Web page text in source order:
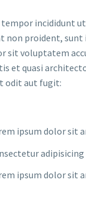
incididunt
non proident, sunt
sit voluptatem
et quasi
odit aut fugit:
ipsum dolor sit
ipsum dolor sit